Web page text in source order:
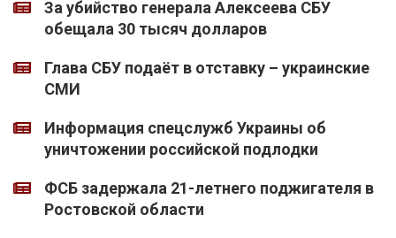
За убийство генерала Алексеева СБУ
обещала 30 тысяч долларов
Глава СБУ подаёт в отставку – украинские
СМИ
Информация спецслужб Украины об
уничтожении российской подлодки
ФСБ задержала 21-летнего поджигателя в
Ростовской области